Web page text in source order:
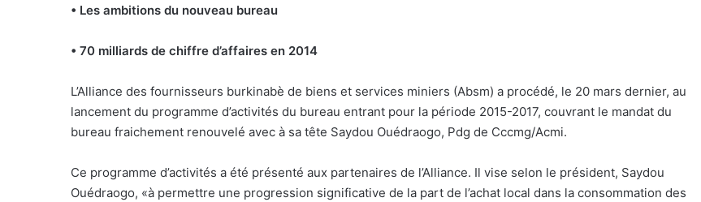
• Les ambitions du nouveau bureau
• 70 milliards de chiffre d’affaires en 2014
L’Alliance des fournisseurs burkinabè de biens et services miniers (Absm) a procédé, le 20 mars dernier, au
lancement du programme d’activités du bureau entrant pour la période 2015-2017, couvrant le mandat du
bureau fraichement renouvelé avec à sa tête Saydou Ouédraogo, Pdg de Cccmg/Acmi.
Ce programme d’activités a été présenté aux partenaires de l’Alliance. Il vise selon le président, Saydou
Ouédraogo, «à permettre une progression significative de la part de l’achat local dans la consommation des